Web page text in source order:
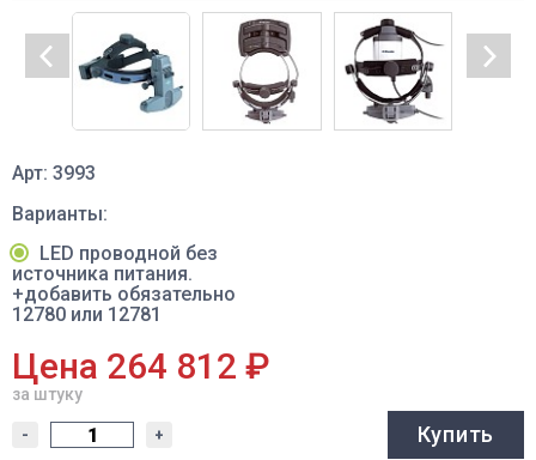
Арт: 3993
Варианты:
LED проводной без
источника питания.
+добавить обязательно
12780 или 12781
Цена 264 812 ₽
за штуку
- + Купить